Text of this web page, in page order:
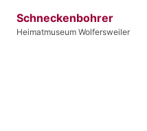
Schneckenbohrer
Heimatmuseum Wolfersweiler